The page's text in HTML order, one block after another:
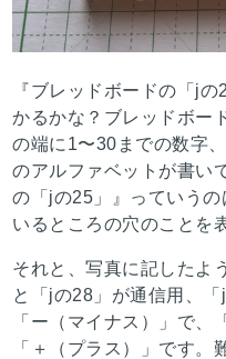
『ブレッドボードの「j
かるかな？ブレッドボー
の端に1〜30までの数字
のアルファベットが書い
の「jの25」』っていう
いるところの穴のことを
それと、写真に記したよ
と「jの28」が通信用、
「ー（マイナス）」で
「＋（プラス）」です